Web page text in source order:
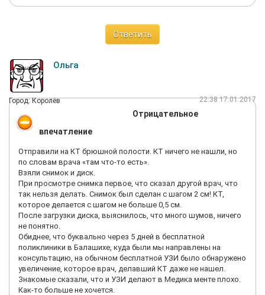
Ответить
Ольга
Город: Королёв 22:38 17.01.2017
Отрицательное
впечатление
Отправили на КТ брюшной полости. КТ ничего не нашли, но
по словам врача «там что-то есть».
Взяли снимок и диск.
При просмотре снимка первое, что сказал другой врач, что
так нельзя делать. Снимок был сделан с шагом 2 см! КТ,
которое делается с шагом не больше 0,5 см.
После загрузки диска, выяснилось, что много шумов, ничего
не понятно.
Обиднее, что буквально через 5 дней в бесплатной
поликлиники в Балашихе, куда были мы направлены на
консультацию, на обычном бесплатной УЗИ было обнаружено
увеличение, которое врач, делавший КТ даже не нашел.
Знакомые сказали, что и УЗИ делают в Медика менте плохо.
Как-то больше не хочется.